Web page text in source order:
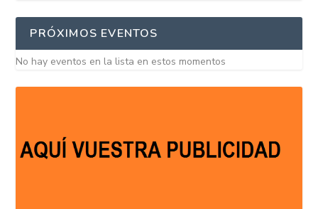
PRÓXIMOS EVENTOS
No hay eventos en la lista en estos momentos